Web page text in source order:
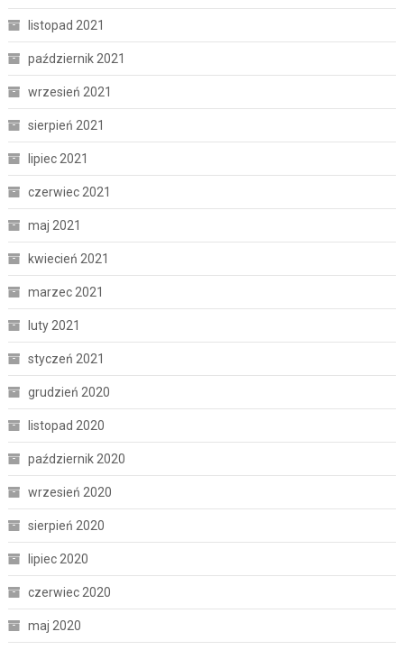
listopad 2021
październik 2021
wrzesień 2021
sierpień 2021
lipiec 2021
czerwiec 2021
maj 2021
kwiecień 2021
marzec 2021
luty 2021
styczeń 2021
grudzień 2020
listopad 2020
październik 2020
wrzesień 2020
sierpień 2020
lipiec 2020
czerwiec 2020
maj 2020